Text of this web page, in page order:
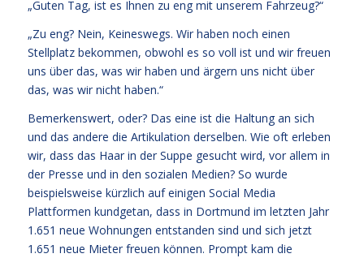
„Guten Tag, ist es Ihnen zu eng mit unserem Fahrzeug?“
„Zu eng? Nein, Keineswegs. Wir haben noch einen
Stellplatz bekommen, obwohl es so voll ist und wir freuen
uns über das, was wir haben und ärgern uns nicht über
das, was wir nicht haben.“
Bemerkenswert, oder? Das eine ist die Haltung an sich
und das andere die Artikulation derselben. Wie oft erleben
wir, dass das Haar in der Suppe gesucht wird, vor allem in
der Presse und in den sozialen Medien? So wurde
beispielsweise kürzlich auf einigen Social Media
Plattformen kundgetan, dass in Dortmund im letzten Jahr
1.651 neue Wohnungen entstanden sind und sich jetzt
1.651 neue Mieter freuen können. Prompt kam die